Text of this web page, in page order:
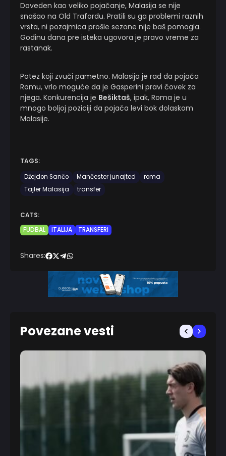
Doveden kao veliko pojačanje, Malasija se nije
snašao na Old Trafordu. Pratili su ga problemi raznih
vrsta, ni pozajmica prošle sezone nije baš pomogla.
Godinu dana pre isteka ugovora je pravo vreme za
rastanak.
Potez koji zvuči pametno. Malasija je rad da pojača
Romu, vrlo moguće da je Gasperini pravi čovek za
njega. Konkurencija je Bešiktaš, ipak, Roma je u
mnogo boljoj poziciji da pojača levi bok dolaskom
Malasije.
TAGS:
Džejdon Sančo
Mančester junajted
roma
Tajler Malasija
transfer
CATS:
FUDBAL
ITALIJA TRANSFERI
Shares:
Povezane vesti